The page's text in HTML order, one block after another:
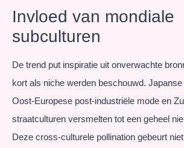
Invloed van mondiale
subculturen
De trend put inspiratie uit onverwachte
kort als niche werden beschouwd. Japanse
Oost-Europese post-industriële mode en
straatculturen versmelten tot een geheel
Deze cross-culturele pollination gebeurt